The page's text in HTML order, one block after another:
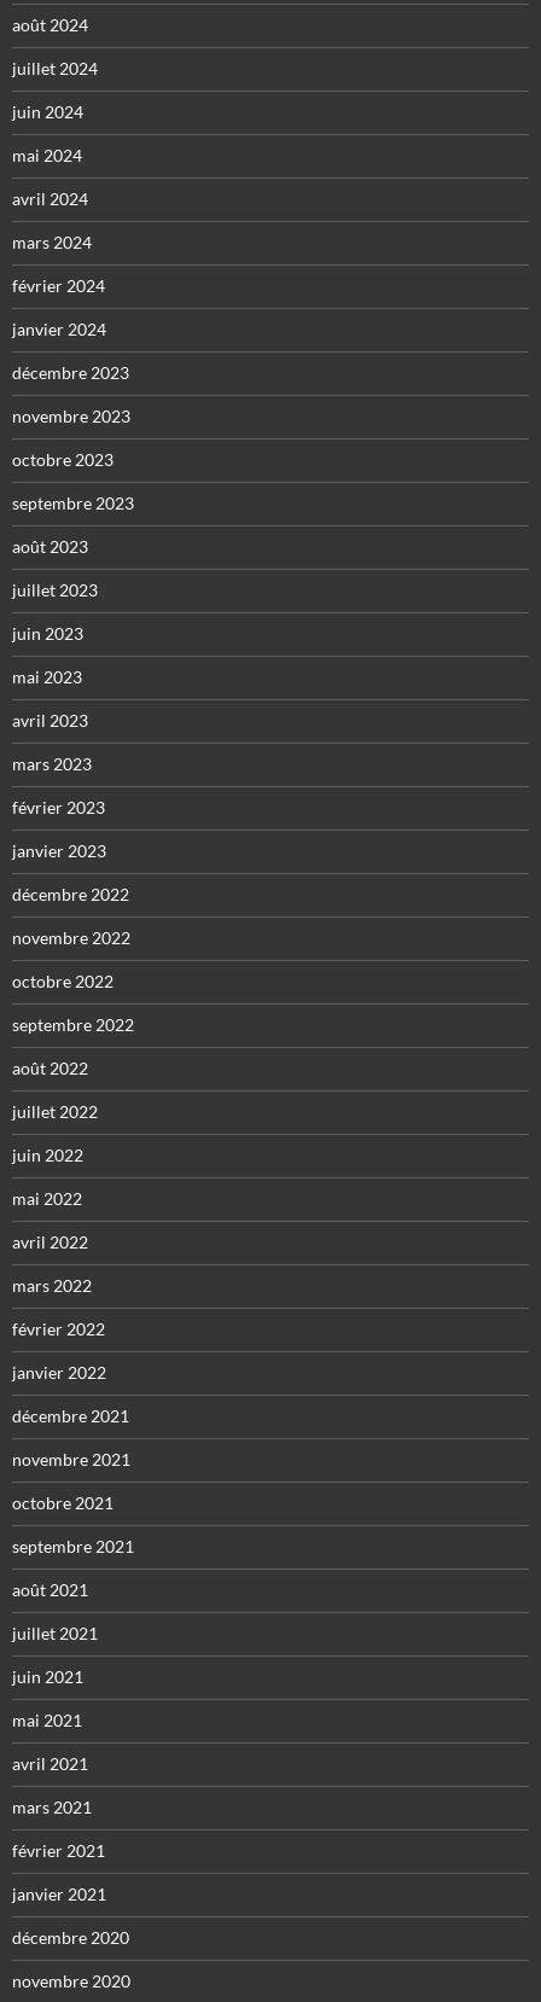
août 2024
juillet 2024
juin 2024
mai 2024
avril 2024
mars 2024
février 2024
janvier 2024
décembre 2023
novembre 2023
octobre 2023
septembre 2023
août 2023
juillet 2023
juin 2023
mai 2023
avril 2023
mars 2023
février 2023
janvier 2023
décembre 2022
novembre 2022
octobre 2022
septembre 2022
août 2022
juillet 2022
juin 2022
mai 2022
avril 2022
mars 2022
février 2022
janvier 2022
décembre 2021
novembre 2021
octobre 2021
septembre 2021
août 2021
juillet 2021
juin 2021
mai 2021
avril 2021
mars 2021
février 2021
janvier 2021
décembre 2020
novembre 2020